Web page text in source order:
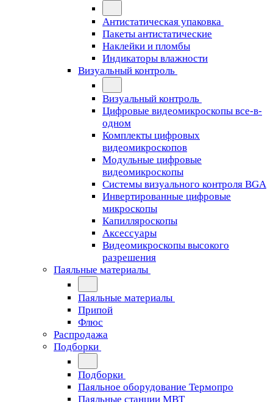
Антистатическая упаковка
Пакеты антистатические
Наклейки и пломбы
Индикаторы влажности
Визуальный контроль
Визуальный контроль
Цифровые видеомикроскопы все-в-
одном
Комплекты цифровых
видеомикроскопов
Модульные цифровые
видеомикроскопы
Cистемы визуального контроля BGA
Инвертированные цифровые
микроскопы
Капилляроскопы
Аксессуары
Видеомикроскопы высокого
разрешения
Паяльные материалы
Паяльные материалы
Припой
Флюс
Распродажа
Подборки
Подборки
Паяльное оборудование Термопро
Паяльные станции MBT